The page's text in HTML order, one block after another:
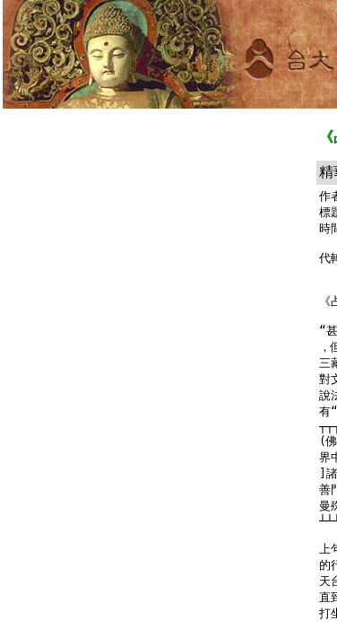
精
標
時
代
“
三
對
說
有
(
界
]
善
曼
上
的
天
直
打